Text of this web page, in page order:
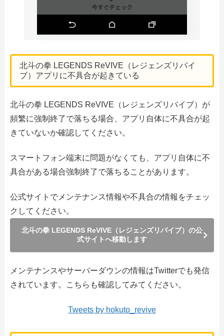
北斗の拳 LEGENDS ReVIVE（レジェンズリバイ
ブ）アプリに不具合が起きている
北斗の拳 LEGENDS ReVIVE（レジェンズリバイブ）が
頻繁に強制終了で落ちる場合、アプリ自体に不具合が起
きていないか確認してください。
スマートフォン端末に問題がなくても、アプリ自体に不
具合がある場合強制終了で落ちることがあります。
公式サイトでメンテナンス情報や不具合の情報をチェッ
クしてください。
北斗の拳 LEGENDS ReVIVE（レジェンズリバイブ）の公
式サイトへ移動します
メンテナンスやサーバーダウンの情報はTwitterでも発信
されています。こちらも確認してみてください。
Tweets by hokuto_revive